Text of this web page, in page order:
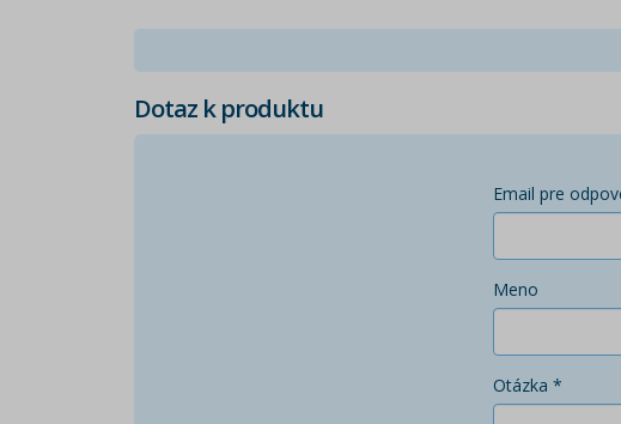
Dotaz k produktu
Email pre
Meno
Otázka *